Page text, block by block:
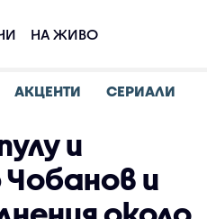
НА ЖИВО
АКЦЕНТИ СЕРИАЛИ
и
и